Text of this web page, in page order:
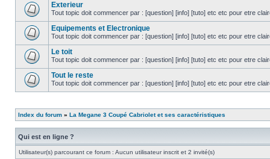
Exterieur
Tout topic doit commencer par : [question] [info] [tuto] etc etc pour etre
Equipements et Electronique
Tout topic doit commencer par : [question] [info] [tuto] etc etc pour etre
Le toit
Tout topic doit commencer par : [question] [info] [tuto] etc etc pour etre
Tout le reste
Tout topic doit commencer par : [question] [info] [tuto] etc etc pour etre
Index du forum » La Megane 3 Coupé Cabriolet et ses caractéristiques
Qui est en ligne ?
Utilisateur(s) parcourant ce forum : Aucun utilisateur inscrit et 2 invité(s)